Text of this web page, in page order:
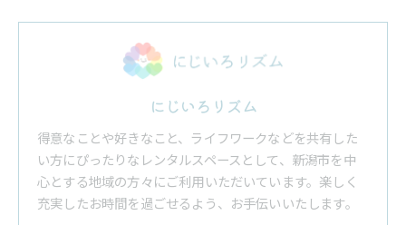
にじいろリズム
得意なことや好きなこと、ライフワークなどを共有した
い方にぴったりなレンタルスペースとして、新潟市を中
心とする地域の方々にご利用いただいています。楽しく
充実したお時間を過ごせるよう、お手伝いいたします。